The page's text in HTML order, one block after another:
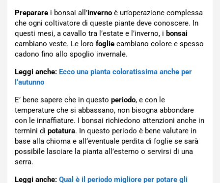
Preparare i bonsai all’inverno è un’operazione complessa
che ogni coltivatore di queste piante deve conoscere. In
questi mesi, a cavallo tra l’estate e l’inverno, i bonsai
cambiano veste. Le loro foglie cambiano colore e spesso
cadono fino allo spoglio invernale.
Leggi anche: Ecco una pianta coloratissima anche per
l’autunno
E’ bene sapere che in questo periodo, e con le
temperature che si abbassano, non bisogna abbondare
con le innaffiature. I bonsai richiedono attenzioni anche in
termini di potatura. In questo periodo è bene valutare in
base alla chioma e all’eventuale perdita di foglie se sarà
possibile lasciare la pianta all’esterno o servirsi di una
serra.
Leggi anche: Qual è il periodo migliore per potare gli